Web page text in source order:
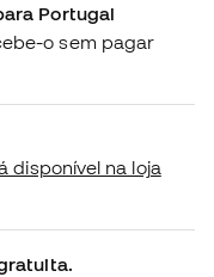
Portugal
o sem pagar
disponível na loja